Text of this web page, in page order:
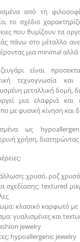
από τη
το σχέδιο
που θυμίζουν τα
πάνω στο μέταλλο
μια minimal αλλά
είναι
τεχνογνωσία
μεταλλική δομή,
μια ελαφριά
με φυσική κίνηση και
ως
χρήση,
χρυσό, ροζ
σχεδίασης: textured
κλασικό καρφωτό με
γυαλισμένες και
jewelry
hypoallergenic jewelry